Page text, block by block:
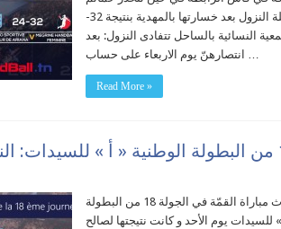
منوبة الى مرحلة النزول بعد خسارتها بالمهدية بنتيجة 32-
النسائية بالساحل تتفادى النزول: بعد
انتصارهنّ يوم الاربعاء على حساب …
Read More »
دارت أحداث مباراة القمّة في الجولة 18 من البطولة
» للسيدات يوم الأحد و كانت نتيجتها لصالح